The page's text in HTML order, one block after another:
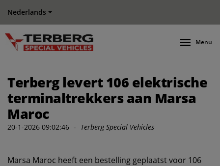
Nederlands
Menu
Terberg levert 106 elektrische
terminaltrekkers aan Marsa
Maroc
20-1-2026 09:02:46 - Terberg Special Vehicles
Marsa Maroc heeft een bestelling geplaatst voor 106